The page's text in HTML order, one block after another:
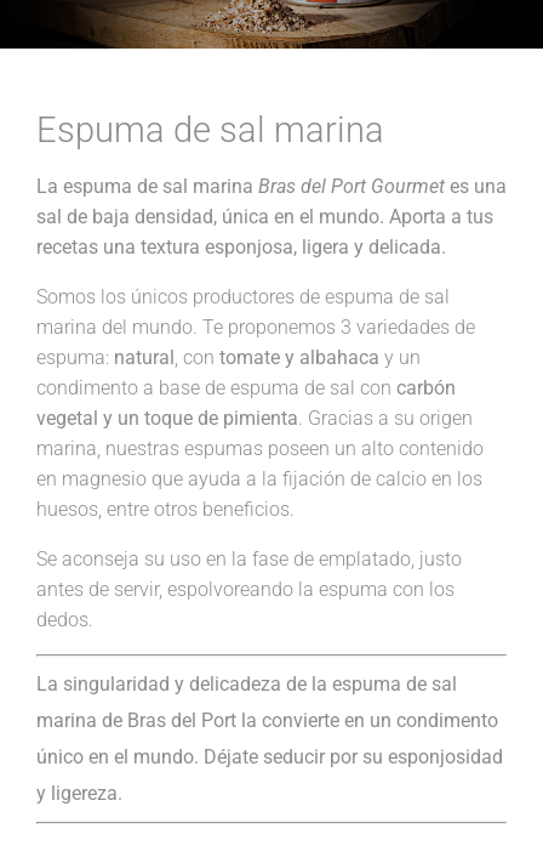
Espuma de sal marina
La espuma de sal marina Bras del Port Gourmet es una
sal de baja densidad, única en el mundo. Aporta a tus
recetas una textura esponjosa, ligera y delicada.
Somos los únicos productores de espuma de sal
marina del mundo. Te proponemos 3 variedades de
espuma: natural, con tomate y albahaca y un
condimento a base de espuma de sal con carbón
vegetal y un toque de pimienta. Gracias a su origen
marina, nuestras espumas poseen un alto contenido
en magnesio que ayuda a la fijación de calcio en los
huesos, entre otros beneficios.
Se aconseja su uso en la fase de emplatado, justo
antes de servir, espolvoreando la espuma con los
dedos.
La singularidad y delicadeza de la espuma de sal
marina de Bras del Port la convierte en un condimento
único en el mundo. Déjate seducir por su esponjosidad
y ligereza.